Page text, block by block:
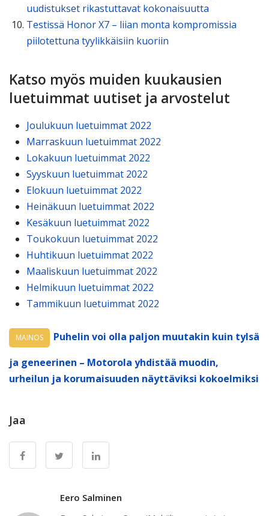
uudistukset rikastuttavat kokonaisuutta
Testissä Honor X7 – liian monta kompromissia
piilotettuna tyylikkäisiin kuoriin
Katso myös muiden kuukausien
luetuimmat uutiset ja arvostelut
Joulukuun luetuimmat 2022
Marraskuun luetuimmat 2022
Lokakuun luetuimmat 2022
Syyskuun luetuimmat 2022
Elokuun luetuimmat 2022
Heinäkuun luetuimmat 2022
Kesäkuun luetuimmat 2022
Toukokuun luetuimmat 2022
Huhtikuun luetuimmat 2022
Maaliskuun luetuimmat 2022
Helmikuun luetuimmat 2022
Tammikuun luetuimmat 2022
MAINOS
Puhelin voi olla paljon muutakin kuin tylsä
ja geneerinen – Motorola yhdistää muodin,
urheilun ja korumaisuuden näyttäviksi kokoelmiksi
Jaa
Eero Salminen